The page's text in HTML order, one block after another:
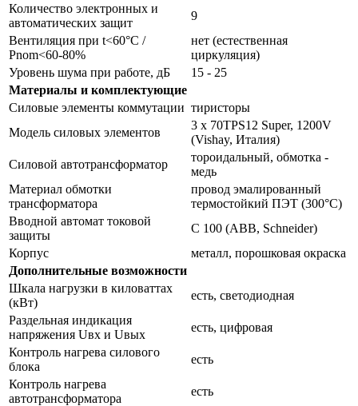
Количество электронных и
автоматических защит
9
Вентиляция при t<60°С /
Pnom<60-80%
нет (естественная
циркуляция)
Уровень шума при работе, дБ
15 - 25
Материалы и комплектующие
Силовые элементы коммутации тиристоры
Модель силовых элементов
3 x 70TPS12 Super, 1200V
(Vishay, Италия)
Силовой автотрансформатор
тороидальный, обмотка -
медь
Материал обмотки
трансформатора
провод эмалированный
термостойкий ПЭТ (300°С)
Вводной автомат токовой
защиты
С 100 (ABB, Schneider)
Корпус
металл, порошковая окраска
Дополнительные возможности
Шкала нагрузки в киловаттах
(кВт)
есть, светодиодная
Раздельная индикация
напряжения Uвх и Uвых
есть, цифровая
Контроль нагрева силового
блока
есть
Контроль нагрева
автотрансформатора
есть